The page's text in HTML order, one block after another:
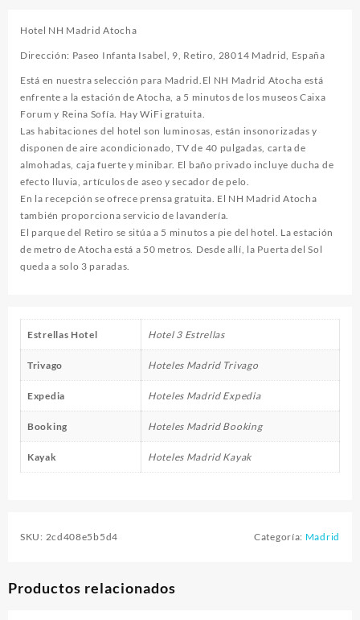
Hotel NH Madrid Atocha
Dirección: Paseo Infanta Isabel, 9, Retiro, 28014 Madrid, España
Está en nuestra selección para Madrid.El NH Madrid Atocha está
enfrente a la estación de Atocha, a 5 minutos de los museos Caixa
Forum y Reina Sofía. Hay WiFi gratuita.
Las habitaciones del hotel son luminosas, están insonorizadas y
disponen de aire acondicionado, TV de 40 pulgadas, carta de
almohadas, caja fuerte y minibar. El baño privado incluye ducha de
efecto lluvia, artículos de aseo y secador de pelo.
En la recepción se ofrece prensa gratuita. El NH Madrid Atocha
también proporciona servicio de lavandería.
El parque del Retiro se sitúa a 5 minutos a pie del hotel. La estación
de metro de Atocha está a 50 metros. Desde allí, la Puerta del Sol
queda a solo 3 paradas.
Estrellas Hotel Hotel 3 Estrellas
Trivago Hoteles Madrid Trivago
Expedia Hoteles Madrid Expedia
Booking Hoteles Madrid Booking
Kayak Hoteles Madrid Kayak
SKU: 2cd408e5b5d4 Categoría: Madrid
Productos relacionados